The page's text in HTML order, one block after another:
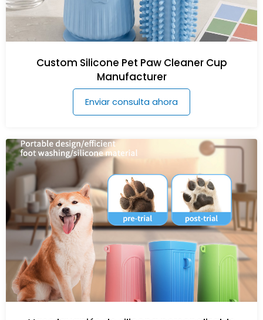
Custom Silicone Pet Paw Cleaner Cup
Manufacturer
Enviar consulta ahora